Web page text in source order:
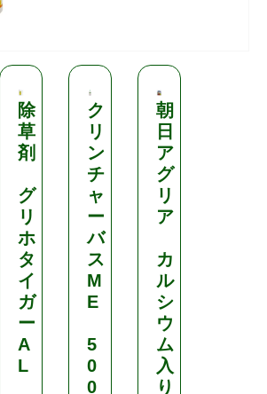
除
草
剤
グ
リ
ホ
タ
イ
ガ
ー
A
L
ク
リ
ン
チ
ャ
ー
バ
ス
M
E
5
0
0
朝
日
ア
グ
リ
ア
カ
ル
シ
ウ
ム
入
り